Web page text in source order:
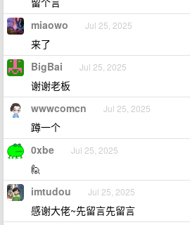
miaowo Jul 25, 2025
来了
BigBai Jul 25, 2025
谢谢老板
wwwcomcn Jul 25, 2025
蹲一个
0xbe Jul 25, 2025
🙋
imtudou Jul 25, 2025
感谢大佬~先留言先留言